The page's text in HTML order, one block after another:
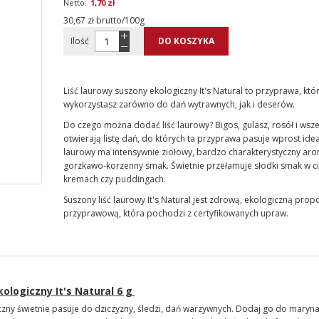
1,70 zł
30,67 zł brutto/100g
Ilość
DO KOSZYKA
Liść laurowy suszony ekologiczny It's Natural to przyprawa,
wykorzystasz zarówno do dań wytrawnych, jak i deserów.
Do czego można dodać liść laurowy? Bigos, gulasz, rosół i
otwierają listę dań, do których ta przyprawa pasuje wprost
laurowy ma intensywnie ziołowy, bardzo charakterystyczny
gorzkawo-korzenny smak. Świetnie przełamuje słodki smak w
kremach czy puddingach.
Suszony liść laurowy It's Natural jest zdrową, ekologiczną
przyprawową, która pochodzi z certyfikowanych upraw.
It's Natural 6 g
świetnie pasuje do dziczyzny, śledzi, dań warzywnych. Dodaj go do